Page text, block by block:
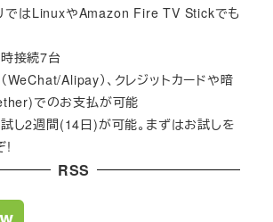
ではLinuxやAmazon Fire TV Stickでも
接続7台
WeChat/Alipay）、クレジットカードや暗
でのお支払が可能
し2週間(14日)が可能。まずはお試しを
!
RSS